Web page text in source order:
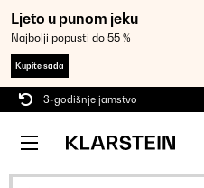
Ljeto u punom jeku
Najbolji popusti do 55 %
Kupite sada
3-godišnje jamstvo